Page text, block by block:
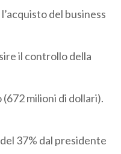
del business
il controllo della
milioni di dollari).
37% dal presidente